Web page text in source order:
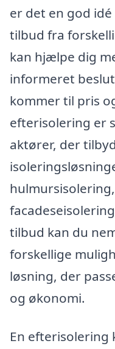
er det en god
tilbud fra
kan hjælpe dig
informeret
kommer til pris
efterisolering er
aktører, der
tilbud kan du
forskellige
løsning, der
og økonomi.
En efterisolering